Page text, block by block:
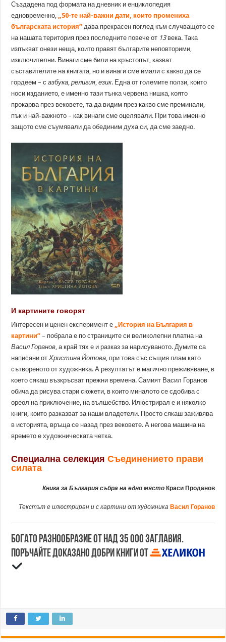
Създадена под формата на дневник и енциклопедия
едновременно, „50-те най-важни дати, които промениха
българската история” дава прекрасен поглед към случващото се
на нашата територия през последните повече от 13века. Така
изпъкват онези неща, които правят българите неповторими,
изключителни. Винаги сме били на кръстопът, казват
съставителите на книгата, но и винаги сме имали с какво да се
гордеем – сазбука,религия,език. Една от големите ползи, които
носи изданието, е именно тази тънка червена нишка, която
прокарва през вековете, та да видим през какво сме преминали,
пък и най-важното – как винаги сме оцелявали. При това именно
защото сме съумявали да обединим духа си, да сме заедно.
И картините говорят
Интересен и ценен експеримент е „История на България в
картини” – побрала е по страниците си великолепни платна на
Васил Горанов, а край тях е и разказ за нарисуваното. Думите са
написани отХристина Йотова, при това със същия плам като
сътвореното от художника. А резултатът е магично преживяване, в
което сякаш възкръсват прежни времена. Самият Васил Горанов
обича да рисува стари сюжети, в които миналото се сдобива с
ореол на приключение, на вълшебство. Илюстрирал е и няколко
книги, които разказват за наши владетели. Просто сякаш заживява
в историята, връща се назад през вековете. А негова машина на
времето е художническата четка.
Специална селекцияСъединението прави
силата
Книга за България събра на едно място Краси Проданов
Текстът е илюстриран и с картини от художника Васил Горанов
Богато разнообразие от над 35 000 заглавия.
Поръчайте доказано добри книги от